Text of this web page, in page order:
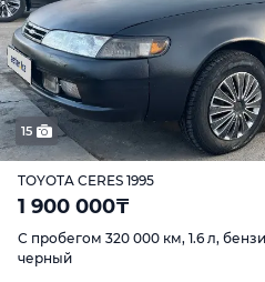
15
TOYOTA CERES 1995
1 900 000₸
С пробегом 320 000 км, 1.6 л,
черный